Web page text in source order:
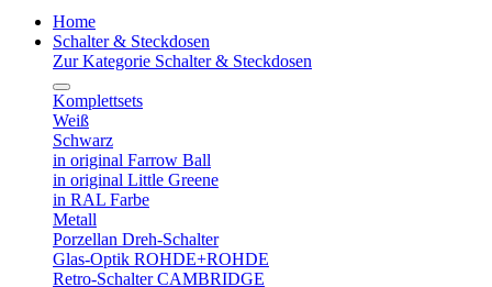
Home
Schalter & Steckdosen
Zur Kategorie Schalter & Steckdosen
Komplettsets
Weiß
Schwarz
in original Farrow Ball
in original Little Greene
in RAL Farbe
Metall
Porzellan Dreh-Schalter
Glas-Optik ROHDE+ROHDE
Retro-Schalter CAMBRIDGE